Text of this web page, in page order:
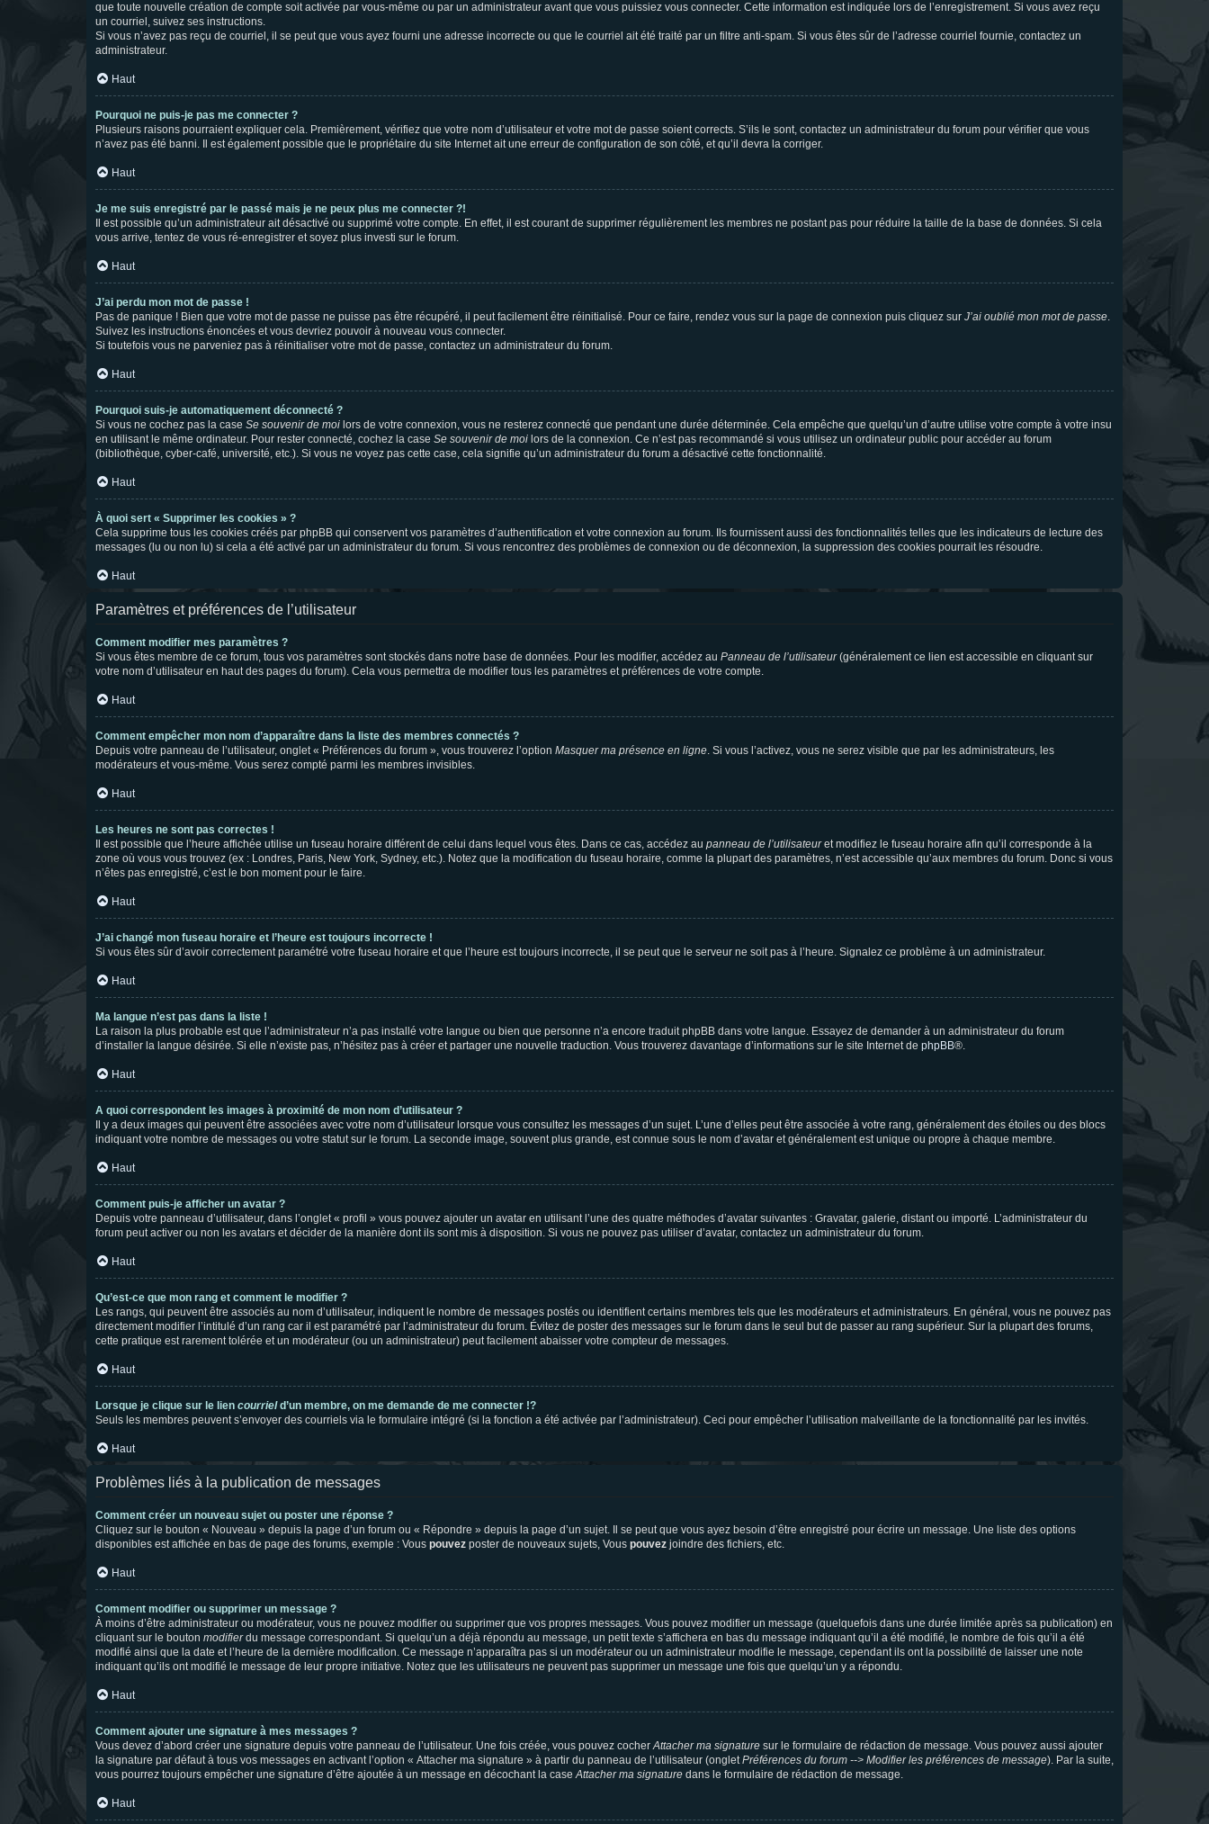
que toute nouvelle création de compte soit activée par vous-même ou par un administrateur avant que vous puissiez vous connecter. Cette information est indiquée lors de l’enregistrement. Si vous avez reçu
un courriel, suivez ses instructions.
Si vous n’avez pas reçu de courriel, il se peut que vous ayez fourni une adresse incorrecte ou que le courriel ait été traité par un filtre anti-spam. Si vous êtes sûr de l’adresse courriel fournie, contactez un
administrateur.
Haut
Pourquoi ne puis-je pas me connecter ?
Plusieurs raisons pourraient expliquer cela. Premièrement, vérifiez que votre nom d’utilisateur et votre mot de passe soient corrects. S’ils le sont, contactez un administrateur du forum pour vérifier que vous
n’avez pas été banni. Il est également possible que le propriétaire du site Internet ait une erreur de configuration de son côté, et qu’il devra la corriger.
Haut
Je me suis enregistré par le passé mais je ne peux plus me connecter ?!
Il est possible qu’un administrateur ait désactivé ou supprimé votre compte. En effet, il est courant de supprimer régulièrement les membres ne postant pas pour réduire la taille de la base de données. Si cela
vous arrive, tentez de vous ré-enregistrer et soyez plus investi sur le forum.
Haut
J’ai perdu mon mot de passe !
Pas de panique ! Bien que votre mot de passe ne puisse pas être récupéré, il peut facilement être réinitialisé. Pour ce faire, rendez vous sur la page de connexion puis cliquez sur J’ai oublié mon mot de passe.
Suivez les instructions énoncées et vous devriez pouvoir à nouveau vous connecter.
Si toutefois vous ne parveniez pas à réinitialiser votre mot de passe, contactez un administrateur du forum.
Haut
Pourquoi suis-je automatiquement déconnecté ?
Si vous ne cochez pas la case Se souvenir de moi lors de votre connexion, vous ne resterez connecté que pendant une durée déterminée. Cela empêche que quelqu’un d’autre utilise votre compte à votre insu
en utilisant le même ordinateur. Pour rester connecté, cochez la case Se souvenir de moi lors de la connexion. Ce n’est pas recommandé si vous utilisez un ordinateur public pour accéder au forum
(bibliothèque, cyber-café, université, etc.). Si vous ne voyez pas cette case, cela signifie qu’un administrateur du forum a désactivé cette fonctionnalité.
Haut
À quoi sert « Supprimer les cookies » ?
Cela supprime tous les cookies créés par phpBB qui conservent vos paramètres d’authentification et votre connexion au forum. Ils fournissent aussi des fonctionnalités telles que les indicateurs de lecture des
messages (lu ou non lu) si cela a été activé par un administrateur du forum. Si vous rencontrez des problèmes de connexion ou de déconnexion, la suppression des cookies pourrait les résoudre.
Haut
Paramètres et préférences de l’utilisateur
Comment modifier mes paramètres ?
Si vous êtes membre de ce forum, tous vos paramètres sont stockés dans notre base de données. Pour les modifier, accédez au Panneau de l’utilisateur(généralement ce lien est accessible en cliquant sur
votre nom d’utilisateur en haut des pages du forum). Cela vous permettra de modifier tous les paramètres et préférences de votre compte.
Haut
Comment empêcher mon nom d’apparaître dans la liste des membres connectés ?
Depuis votre panneau de l’utilisateur, onglet « Préférences du forum », vous trouverez l’option Masquer ma présence en ligne. Si vous l’activez, vous ne serez visible que par les administrateurs, les
modérateurs et vous-même. Vous serez compté parmi les membres invisibles.
Haut
Les heures ne sont pas correctes !
Il est possible que l’heure affichée utilise un fuseau horaire différent de celui dans lequel vous êtes. Dans ce cas, accédez au panneau de l’utilisateuret modifiez le fuseau horaire afin qu’il corresponde à la
zone où vous vous trouvez (ex : Londres, Paris, New York, Sydney, etc.). Notez que la modification du fuseau horaire, comme la plupart des paramètres, n’est accessible qu’aux membres du forum. Donc si vous
n’êtes pas enregistré, c’est le bon moment pour le faire.
Haut
J’ai changé mon fuseau horaire et l’heure est toujours incorrecte !
Si vous êtes sûr d’avoir correctement paramétré votre fuseau horaire et que l’heure est toujours incorrecte, il se peut que le serveur ne soit pas à l’heure. Signalez ce problème à un administrateur.
Haut
Ma langue n’est pas dans la liste !
La raison la plus probable est que l’administrateur n’a pas installé votre langue ou bien que personne n’a encore traduit phpBB dans votre langue. Essayez de demander à un administrateur du forum
d’installer la langue désirée. Si elle n’existe pas, n’hésitez pas à créer et partager une nouvelle traduction. Vous trouverez davantage d’informations sur le site Internet de phpBB®.
Haut
A quoi correspondent les images à proximité de mon nom d’utilisateur ?
Il y a deux images qui peuvent être associées avec votre nom d’utilisateur lorsque vous consultez les messages d’un sujet. L’une d’elles peut être associée à votre rang, généralement des étoiles ou des blocs
indiquant votre nombre de messages ou votre statut sur le forum. La seconde image, souvent plus grande, est connue sous le nom d’avatar et généralement est unique ou propre à chaque membre.
Haut
Comment puis-je afficher un avatar ?
Depuis votre panneau d’utilisateur, dans l’onglet « profil » vous pouvez ajouter un avatar en utilisant l’une des quatre méthodes d’avatar suivantes : Gravatar, galerie, distant ou importé. L’administrateur du
forum peut activer ou non les avatars et décider de la manière dont ils sont mis à disposition. Si vous ne pouvez pas utiliser d’avatar, contactez un administrateur du forum.
Haut
Qu’est-ce que mon rang et comment le modifier ?
Les rangs, qui peuvent être associés au nom d’utilisateur, indiquent le nombre de messages postés ou identifient certains membres tels que les modérateurs et administrateurs. En général, vous ne pouvez pas
directement modifier l’intitulé d’un rang car il est paramétré par l’administrateur du forum. Évitez de poster des messages sur le forum dans le seul but de passer au rang supérieur. Sur la plupart des forums,
cette pratique est rarement tolérée et un modérateur (ou un administrateur) peut facilement abaisser votre compteur de messages.
Haut
Lorsque je clique sur le lien courrield’un membre, on me demande de me connecter !?
Seuls les membres peuvent s’envoyer des courriels via le formulaire intégré (si la fonction a été activée par l’administrateur). Ceci pour empêcher l’utilisation malveillante de la fonctionnalité par les invités.
Haut
Problèmes liés à la publication de messages
Comment créer un nouveau sujet ou poster une réponse ?
Cliquez sur le bouton « Nouveau » depuis la page d’un forum ou « Répondre » depuis la page d’un sujet. Il se peut que vous ayez besoin d’être enregistré pour écrire un message. Une liste des options
disponibles est affichée en bas de page des forums, exemple : Vous pouvez poster de nouveaux sujets, Vous pouvez joindre des fichiers, etc.
Haut
Comment modifier ou supprimer un message ?
À moins d’être administrateur ou modérateur, vous ne pouvez modifier ou supprimer que vos propres messages. Vous pouvez modifier un message (quelquefois dans une durée limitée après sa publication) en
cliquant sur le bouton modifierdu message correspondant. Si quelqu’un a déjà répondu au message, un petit texte s’affichera en bas du message indiquant qu’il a été modifié, le nombre de fois qu’il a été
modifié ainsi que la date et l’heure de la dernière modification. Ce message n’apparaîtra pas si un modérateur ou un administrateur modifie le message, cependant ils ont la possibilité de laisser une note
indiquant qu’ils ont modifié le message de leur propre initiative. Notez que les utilisateurs ne peuvent pas supprimer un message une fois que quelqu’un y a répondu.
Haut
Comment ajouter une signature à mes messages ?
Vous devez d’abord créer une signature depuis votre panneau de l’utilisateur. Une fois créée, vous pouvez cocherAttacher ma signature sur le formulaire de rédaction de message. Vous pouvez aussi ajouter
la signature par défaut à tous vos messages en activant l’option « Attacher ma signature » à partir du panneau de l’utilisateur (ongletPréférences du forum --> Modifier les préférences de message). Par la suite,
vous pourrez toujours empêcher une signature d’être ajoutée à un message en décochant la caseAttacher ma signature dans le formulaire de rédaction de message.
Haut